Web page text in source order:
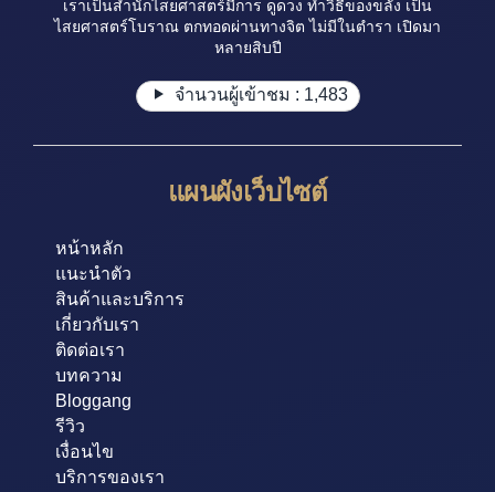
เราเป็นสำนักไสยศาสตร์มีการ ดูดวง ทำวิธีของขลัง เป็น
ไสยศาสตร์โบราณ ตกทอดผ่านทางจิต ไม่มีในตำรา เปิดมา
หลายสิบปี
จำนวนผู้เข้าชม : 1,483
แผนผังเว็บไซต์
หน้าหลัก
แนะนำตัว
สินค้าและบริการ
เกี่ยวกับเรา
ติดต่อเรา
บทความ
Bloggang
รีวิว
เงื่อนไข
บริการของเรา